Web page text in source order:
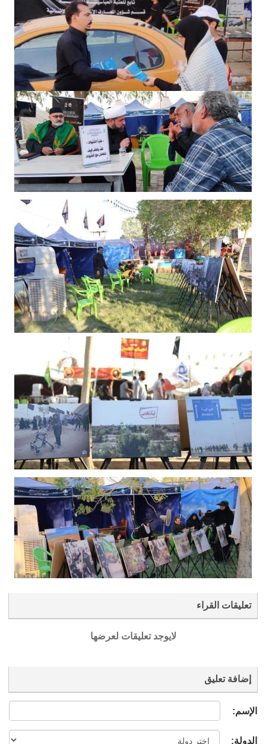
تعليقات القراء
لايوجد تعليقات لعرضها
إضافة تعليق
الإسم:
الدولة: